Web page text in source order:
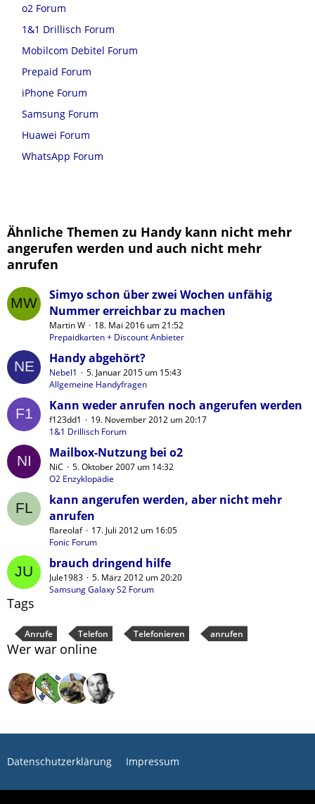
o2 Forum
1&1 Drillisch Forum
Mobilcom Debitel Forum
Prepaid Forum
iPhone Forum
Samsung Forum
Huawei Forum
WhatsApp Forum
Ähnliche Themen zu Handy kann nicht mehr
angerufen werden und auch nicht mehr
anrufen
Simyo schon über zwei Wochen unfähig
Nummer erreichbar zu machen
Martin W
18. Mai 2016 um 21:52
Prepaidkarten + Discount Anbieter
Handy abgehört?
Nebel1
5. Januar 2015 um 15:43
Allgemeine Handyfragen
Kann weder anrufen noch angerufen werden
f123dd1
19. November 2012 um 20:17
1&1 Drillisch Forum
Mailbox-Nutzung bei o2
NiC
5. Oktober 2007 um 14:32
O2 Enzyklopädie
kann angerufen werden, aber nicht mehr
anrufen
flareolaf
17. Juli 2012 um 16:05
Fonic Forum
brauch dringend hilfe
Jule1983
5. März 2012 um 20:20
Samsung Galaxy S2 Forum
Tags
Anrufe Telefon Telefonieren anrufen
Wer war online
Datenschutzerklärung Impressum